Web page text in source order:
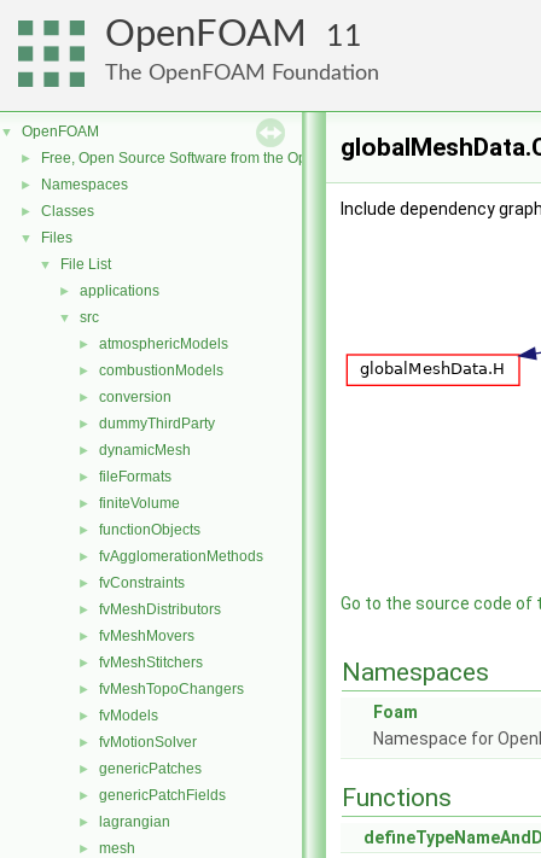
OpenFOAM 11
The OpenFOAM Foundation
▼ OpenFOAM
► Free, Open Source Software from the OpenFOAM Foundation
► Namespaces
► Classes
▼ Files
▼ File List
► applications
▼ src
► atmosphericModels
► combustionModels
► conversion
► dummyThirdParty
► dynamicMesh
► fileFormats
► finiteVolume
► functionObjects
► fvAgglomerationMethods
► fvConstraints
► fvMeshDistributors
► fvMeshMovers
► fvMeshStitchers
► fvMeshTopoChangers
► fvModels
► fvMotionSolver
► genericPatches
► genericPatchFields
► lagrangian
► mesh
Include dependency
Go to the source code of
Namespaces
Foam
Namespace for
Functions